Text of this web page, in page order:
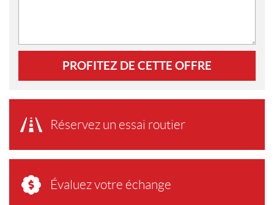
PROFITEZ DE CETTE OFFRE
Réservez un essai routier
Évaluez votre échange